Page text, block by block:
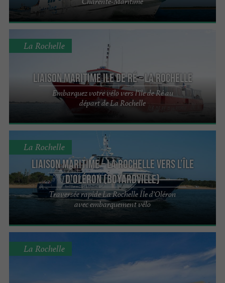
Liaison Maritime Ile de Ré – La Rochelle
Embarquez votre vélo vers l’île de Ré au
départ de La Rochelle
La Rochelle
LIAISON MARITIME – La Rochelle vers L’île
d’Oléron (Boyardville)
Traversée rapide La Rochelle Île d’Oléron
avec embarquement vélo
La Rochelle
La Rochelle